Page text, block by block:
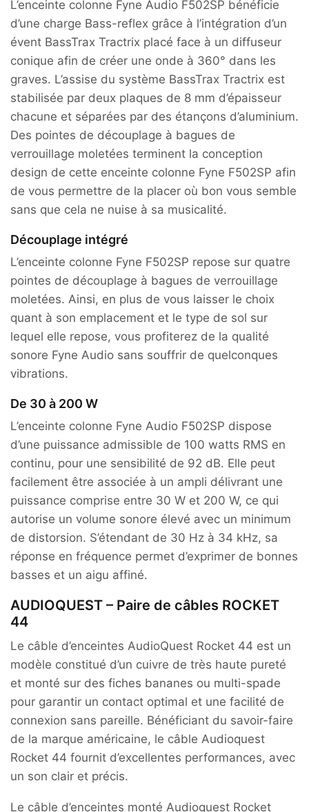
L’enceinte colonne Fyne Audio F502SP bénéficie
d’une charge Bass-reflex grâce à l’intégration d’un
évent BassTrax Tractrix placé face à un diffuseur
conique afin de créer une onde à 360° dans les
graves. L’assise du système BassTrax Tractrix est
stabilisée par deux plaques de 8 mm d’épaisseur
chacune et séparées par des étançons d’aluminium.
Des pointes de découplage à bagues de
verrouillage moletées terminent la conception
design de cette enceinte colonne Fyne F502SP afin
de vous permettre de la placer où bon vous semble
sans que cela ne nuise à sa musicalité.
Découplage intégré
L’enceinte colonne Fyne F502SP repose sur quatre
pointes de découplage à bagues de verrouillage
moletées. Ainsi, en plus de vous laisser le choix
quant à son emplacement et le type de sol sur
lequel elle repose, vous profiterez de la qualité
sonore Fyne Audio sans souffrir de quelconques
vibrations.
De 30 à 200 W
L’enceinte colonne Fyne Audio F502SP dispose
d’une puissance admissible de 100 watts RMS en
continu, pour une sensibilité de 92 dB. Elle peut
facilement être associée à un ampli délivrant une
puissance comprise entre 30 W et 200 W, ce qui
autorise un volume sonore élevé avec un minimum
de distorsion. S’étendant de 30 Hz à 34 kHz, sa
réponse en fréquence permet d’exprimer de bonnes
basses et un aigu affiné.
AUDIOQUEST – Paire de câbles ROCKET
44
Le câble d’enceintes AudioQuest Rocket 44 est un
modèle constitué d’un cuivre de très haute pureté
et monté sur des fiches bananes ou multi-spade
pour garantir un contact optimal et une facilité de
connexion sans pareille. Bénéficiant du savoir-faire
de la marque américaine, le câble Audioquest
Rocket 44 fournit d’excellentes performances, avec
un son clair et précis.
Le câble d’enceintes monté Audioquest Rocket